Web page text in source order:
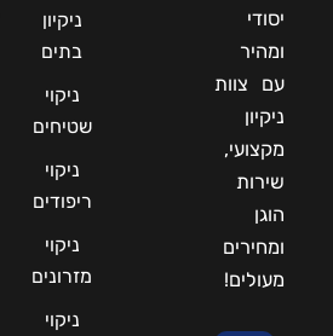
יסודי
ומהיר
עם צוות
ניקיון
מקצועי,
שירות
הוגן
ומחירים
מעולים!
ניקיון
בתים
ניקוי
שטיחים
ניקוי
ריפודים
ניקוי
מזרונים
ניקוי